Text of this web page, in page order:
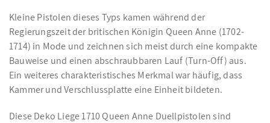
Kleine Pistolen dieses Typs kamen während der
Regierungszeit der britischen Königin Queen Anne (1702-
1714) in Mode und zeichnen sich meist durch eine kompakte
Bauweise und einen abschraubbaren Lauf (Turn-Off) aus.
Ein weiteres charakteristisches Merkmal war häufig, dass
Kammer und Verschlussplatte eine Einheit bildeten.
Diese Deko Liege 1710 Queen Anne Duellpistolen sind